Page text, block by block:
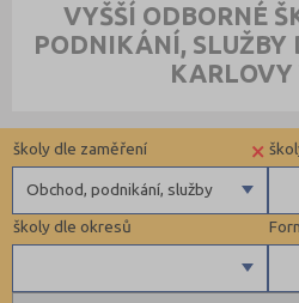
VYŠŠÍ ODBORNÉ
PODNIKÁNÍ, SLUŽBY
KARLOVY
školy dle okresů
×
Obchod, podnikání, služby
školy dle zaměření
Zdravotnické